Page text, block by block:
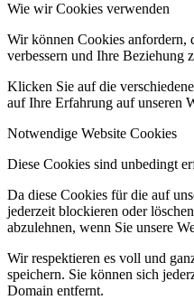
Wie wir Cookies verwenden
Wir können Cookies anfordern,
verbessern und Ihre Beziehung
Klicken Sie auf die
auf Ihre Erfahrung auf unseren
Notwendige Website Cookies
Diese Cookies sind unbedingt
Da diese Cookies für die auf
jederzeit blockieren oder
abzulehnen, wenn Sie unsere
Wir respektieren es voll und
speichern. Sie können sich
Domain entfernt.